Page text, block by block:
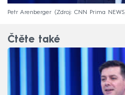
Petr Arenberger Zdroj: CNN Prima NEWS
Čtěte také